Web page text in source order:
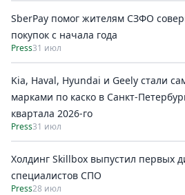
SberPay помог жителям СЗФО
покупок c начала года
Press31 июл
Kia, Haval, Hyundai и Geely стали
марками по каско в Санкт-
квартала 2026-го
Press31 июл
Холдинг Skillbox выпустил первых
специалистов СПО
Press28 июл